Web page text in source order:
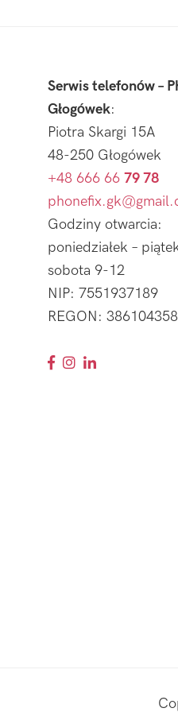
Serwis telefonów –
Głogówek:
Piotra Skargi 15A
48-250 Głogówek
+48 666 66 79 78
Godziny otwarcia:
poniedziałek –
sobota 9-12
NIP: 7551937189
REGON: 386104358